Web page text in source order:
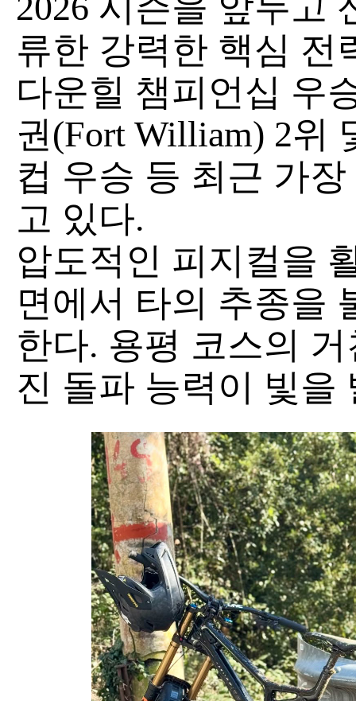
류한 강력한 핵심 전
다운힐 챔피언십 우
권(Fort William) 2위
컵 우승 등 최근 가
고 있다.
압도적인 피지컬을
면에서 타의 추종을
한다. 용평 코스의
진 돌파 능력이 빛을